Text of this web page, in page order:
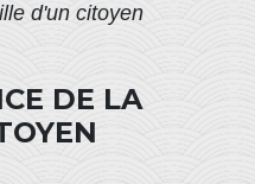
d'un citoyen
DE LA